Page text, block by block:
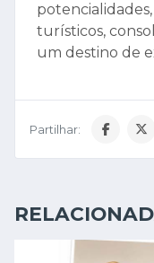
turísticos,
um destino de
Partilhar: